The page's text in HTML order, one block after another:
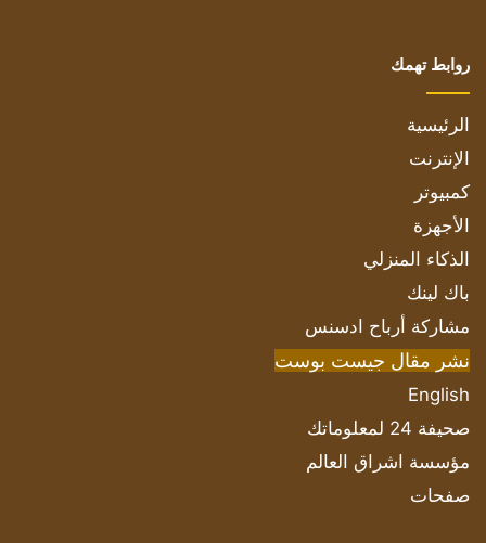
روابط تهمك
الرئيسية
الإنترنت
كمبيوتر
الأجهزة
الذكاء المنزلي
باك لينك
مشاركة أرباح ادسنس
نشر مقال جيست بوست
English
صحيفة 24 لمعلوماتك
مؤسسة اشراق العالم
صفحات